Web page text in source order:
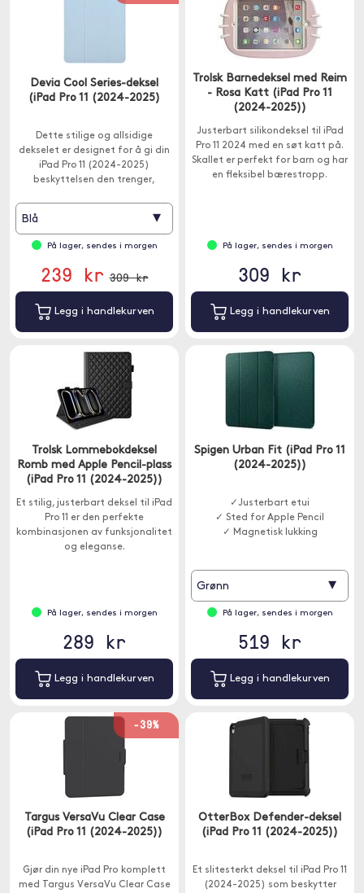
Devia Cool Series-deksel
(iPad Pro 11 (2024-2025)
Dette stilige og allsidige
dekselet er designet for å gi din
iPad Pro 11 (2024-2025)
beskyttelsen den trenger,
Blå ▾
På lager, sendes i morgen
239 kr 309 kr
Legg i handlekurven
Trolsk Barnedeksel med Reim
- Rosa Katt (iPad Pro 11
(2024-2025))
Justerbart silikondeksel til iPad
Pro 11 2024 med en søt katt på.
Skallet er perfekt for barn og har
en fleksibel bærestropp.
På lager, sendes i morgen
309 kr
Legg i handlekurven
Trolsk Lommebokdeksel
Romb med Apple Pencil-plass
(iPad Pro 11 (2024-2025))
Et stilig, justerbart deksel til iPad
Pro 11 er den perfekte
kombinasjonen av funksjonalitet
og eleganse.
På lager, sendes i morgen
289 kr
Legg i handlekurven
Spigen Urban Fit (iPad Pro 11
(2024-2025))
✓Justerbart etui
✓ Sted for Apple Pencil
✓ Magnetisk lukking
Grønn ▾
På lager, sendes i morgen
519 kr
Legg i handlekurven
-39%
Targus VersaVu Clear Case
(iPad Pro 11 (2024-2025))
Gjør din nye iPad Pro komplett
med Targus VersaVu Clear Case
OtterBox Defender-deksel
(iPad Pro 11 (2024-2025))
Et slitesterkt deksel til iPad Pro 11
(2024-2025) som beskytter